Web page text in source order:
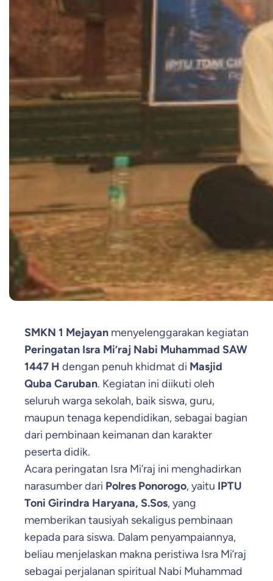
SMKN 1 Mejayan menyelenggarakan kegiatan
Peringatan Isra Mi’raj Nabi Muhammad SAW
1447 H dengan penuh khidmat di Masjid
Quba Caruban. Kegiatan ini diikuti oleh
seluruh warga sekolah, baik siswa, guru,
maupun tenaga kependidikan, sebagai bagian
dari pembinaan keimanan dan karakter
peserta didik.
Acara peringatan Isra Mi’raj ini menghadirkan
narasumber dari Polres Ponorogo, yaitu IPTU
Toni Girindra Haryana, S.Sos, yang
memberikan tausiyah sekaligus pembinaan
kepada para siswa. Dalam penyampaiannya,
beliau menjelaskan makna peristiwa Isra Mi’raj
sebagai perjalanan spiritual Nabi Muhammad